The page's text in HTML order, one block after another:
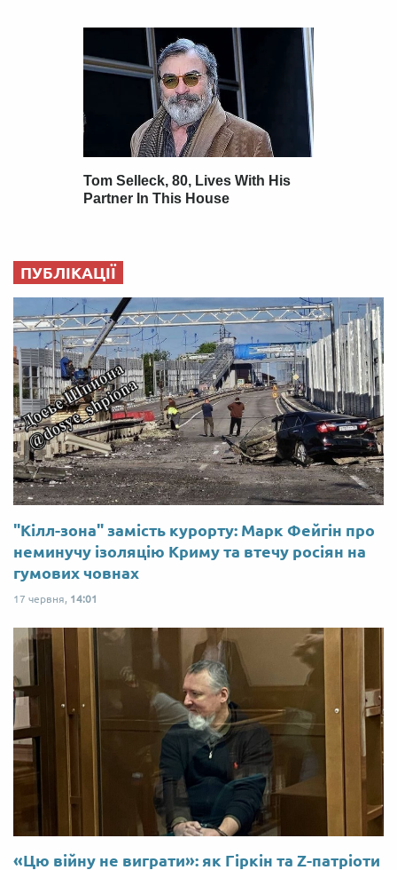
ПУБЛІКАЦІЇ
"Кілл-зона" замість курорту: Марк Фейгін про
неминучу ізоляцію Криму та втечу росіян на
гумових човнах
17 червня, 14:01
«Цю війну не виграти»: як Гіркін та Z-патріоти